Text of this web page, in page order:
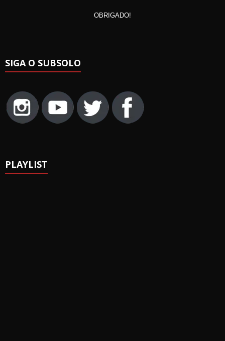
OBRIGADO!
SIGA O SUBSOLO
PLAYLIST